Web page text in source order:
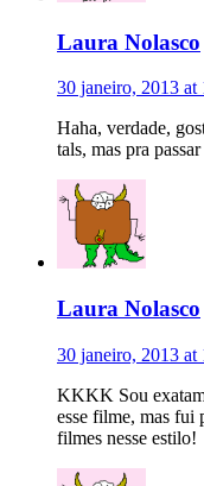
Laura Nolasco
30 janeiro, 2013 at
Haha, verdade,
tals, mas pra
Laura Nolasco
30 janeiro, 2013 at
KKKK Sou
esse filme, mas fui
filmes nesse estilo!